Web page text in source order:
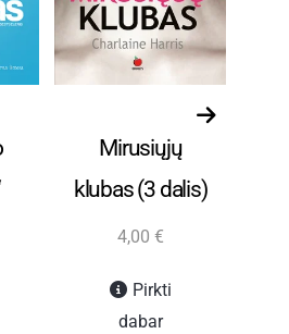
Mirusiųjų
klubas (3 dalis)
4,00 €
Pirkti
dabar